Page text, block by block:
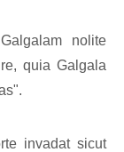
nolite
quia Galgala
invadat sicut